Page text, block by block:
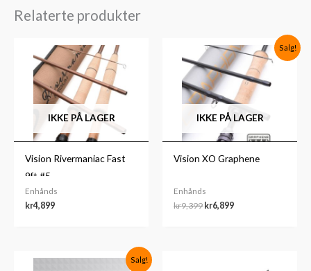
Relaterte produkter
IKKE PÅ LAGER
Vision Rivermaniac Fast
9ft #5
Enhånds
kr4,899
Salg!
IKKE PÅ LAGER
Vision XO Graphene
Enhånds
kr9,399
Opprinnelig
pris
var:
kr9,399.
kr6,899
Nåværende
pris
er:
kr6,899.
Salg!
Nåværende